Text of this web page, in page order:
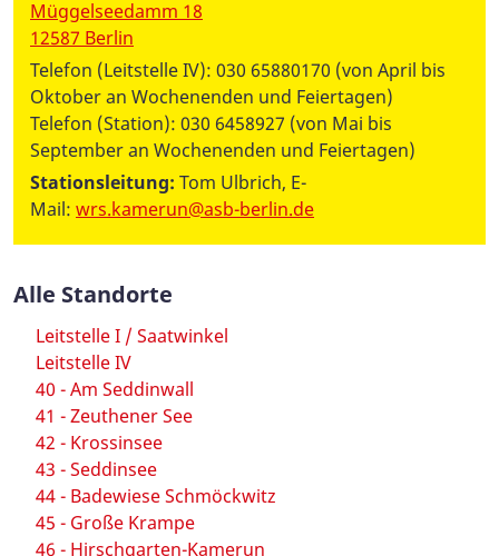
Müggelseedamm 18
12587 Berlin
Telefon (Leitstelle IV): 030 65880170 (von April bis
Oktober an Wochenenden und Feiertagen)
Telefon (Station): 030 6458927 (von Mai bis
September an Wochenenden und Feiertagen)
Stationsleitung: Tom Ulbrich, E-
Mail: wrs.kamerun@asb-berlin.de
Alle Standorte
Leitstelle I / Saatwinkel
Leitstelle IV
40 - Am Seddinwall
41 - Zeuthener See
42 - Krossinsee
43 - Seddinsee
44 - Badewiese Schmöckwitz
45 - Große Krampe
46 - Hirschgarten-Kamerun